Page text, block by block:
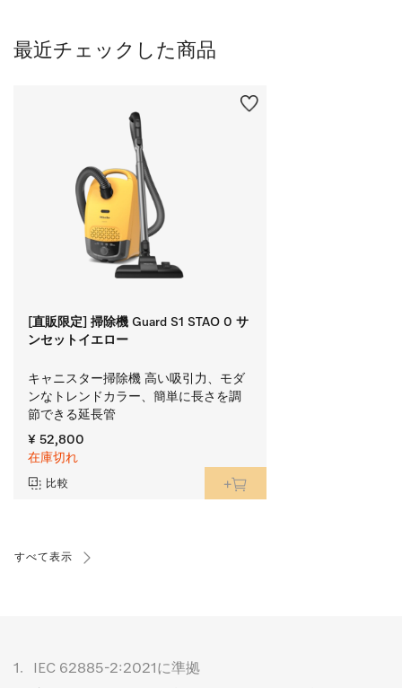
最近チェックした商品
[直販限定] 掃除機 Guard S1 STAO 0 サ
ンセットイエロー
キャニスター掃除機 高い吸引力、モダ
ンなトレンドカラー、簡単に長さを調
節できる延長管
¥ 52,800
在庫切れ
比較
すべて表示
1.
IEC 62885-2:2021に準拠